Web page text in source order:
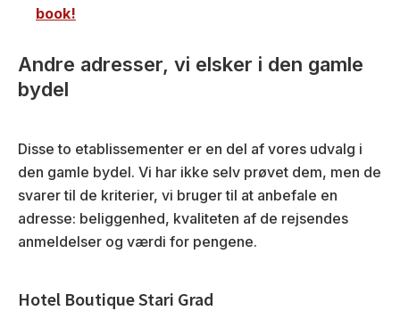
book!
Andre adresser, vi elsker i den gamle
bydel
Disse to etablissementer er en del af vores udvalg i
den gamle bydel. Vi har ikke selv prøvet dem, men de
svarer til de kriterier, vi bruger til at anbefale en
adresse: beliggenhed, kvaliteten af de rejsendes
anmeldelser og værdi for pengene.
Hotel Boutique Stari Grad